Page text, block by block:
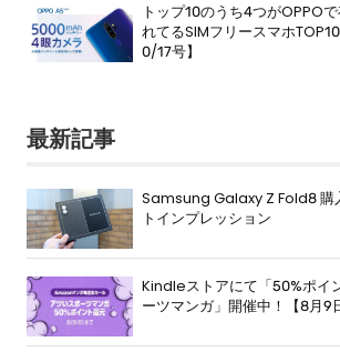
トップ10のうち4つがOPPO
れてるSIMフリースマホ
0/17号】
最新記事
Samsung Galaxy Z Fold8 購
トインプレッション
Kindleストアにて「50%ポイ
ーツマンガ」開催中！【8月9